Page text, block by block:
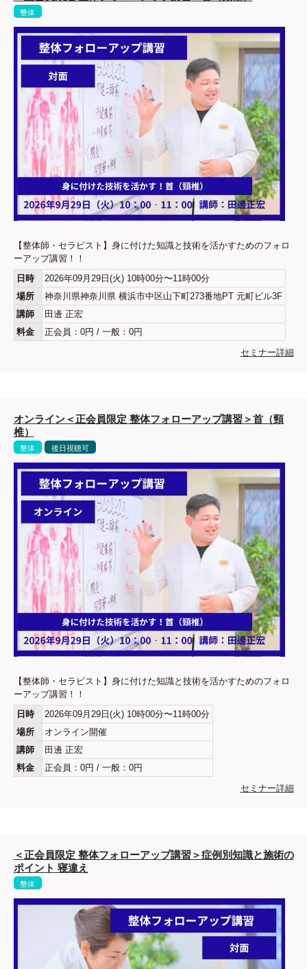
整体
【整体師・セラピスト】身に付けた知識と技術を活かすためのフォロ
ーアップ講習！！
日時
2026年09月29日(火) 10時00分〜11時00分
場所
神奈川県神奈川県 横浜市中区山下町273番地PT 元町ビル3F
講師
田邊 正宏
料金
正会員：0円 / 一般：0円
セミナー詳細
オンライン＜正会員限定 整体フォローアップ講習＞首（頸
椎）
整体 後日視聴可
【整体師・セラピスト】身に付けた知識と技術を活かすためのフォロ
ーアップ講習！！
日時
2026年09月29日(火) 10時00分〜11時00分
場所
オンライン開催
講師
田邊 正宏
料金
正会員：0円 / 一般：0円
セミナー詳細
＜正会員限定 整体フォローアップ講習＞症例別知識と施術の
ポイント 寝違え
整体